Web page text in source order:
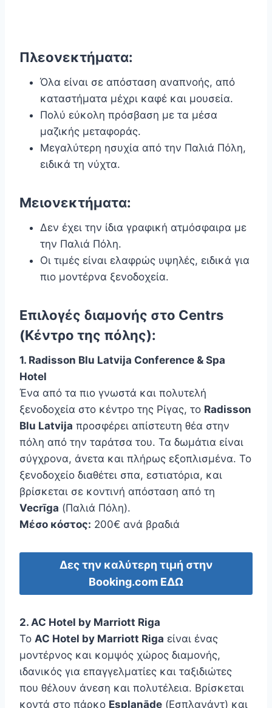
Πλεονεκτήματα:
Όλα είναι σε απόσταση αναπνοής, από
καταστήματα μέχρι καφέ και μουσεία.
Πολύ εύκολη πρόσβαση με τα μέσα
μαζικής μεταφοράς.
Μεγαλύτερη ησυχία από την Παλιά Πόλη,
ειδικά τη νύχτα.
Μειονεκτήματα:
Δεν έχει την ίδια γραφική ατμόσφαιρα με
την Παλιά Πόλη.
Οι τιμές είναι ελαφρώς υψηλές, ειδικά για
πιο μοντέρνα ξενοδοχεία.
Επιλογές διαμονής στο Centrs
(Κέντρο της πόλης):
1. Radisson Blu Latvija Conference & Spa
Hotel
Ένα από τα πιο γνωστά και πολυτελή
ξενοδοχεία στο κέντρο της Ρίγας, το Radisson
Blu Latvija προσφέρει απίστευτη θέα στην
πόλη από την ταράτσα του. Τα δωμάτια είναι
σύγχρονα, άνετα και πλήρως εξοπλισμένα. Το
ξενοδοχείο διαθέτει σπα, εστιατόρια, και
βρίσκεται σε κοντινή απόσταση από τη
Vecrīga (Παλιά Πόλη).
Μέσο κόστος: 200€ ανά βραδιά
Δες την καλύτερη τιμή στην
Booking.com ΕΔΩ
2. AC Hotel by Marriott Riga
Το AC Hotel by Marriott Riga είναι ένας
μοντέρνος και κομψός χώρος διαμονής,
ιδανικός για επαγγελματίες και ταξιδιώτες
που θέλουν άνεση και πολυτέλεια. Βρίσκεται
κοντά στο πάρκο Esplanāde (Εσπλανάντ) και